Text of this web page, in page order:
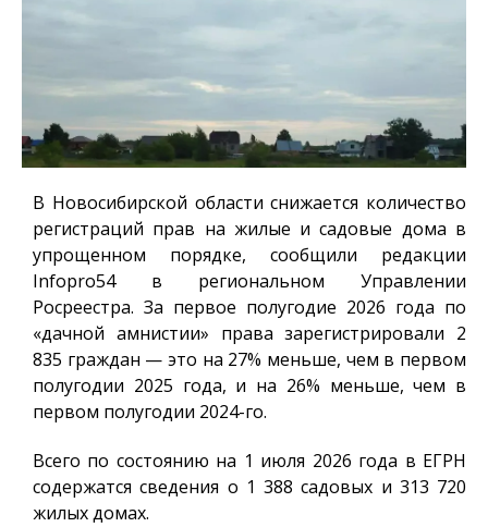
В Новосибирской области снижается количество
регистраций прав на жилые и садовые дома в
упрощенном порядке, сообщили редакции
Infopro54в региональном Управлении
Росреестра. За первое полугодие 2026 года по
«дачной амнистии» права зарегистрировали 2
835 граждан — это на 27% меньше, чем в первом
полугодии 2025 года, и на 26% меньше, чем в
первом полугодии 2024-го.
Всего по состоянию на 1 июля 2026 года в ЕГРН
содержатся сведения о 1 388 садовых и 313 720
жилых домах.